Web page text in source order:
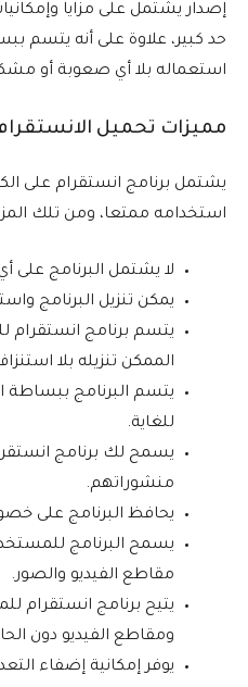
إصدار يشتمل على مزايا
حد كبير، علاوة على أنه يتسم
استعماله بلا أي صعوبة أو
مميزات تحميل
يشتمل برنامج انستقرام على
استخدامه ممتعا، ومن تلك
لا يشتمل البرنامج على
يمكن تنزيل البرنامج
يتسم برنامج انستقرام
الممكن تنزيله بلا
يتسم البرنامج ببساطة
للغاية.
يسمح لك برنامج
منشوراتهم.
يحافظ البرنامج على
يسمح البرنامج
مقاطع الفيديو والصور.
يتيح برنامج انستقرام
ومقاطع الفيديو دون
يوفر إمكانية إضفاء